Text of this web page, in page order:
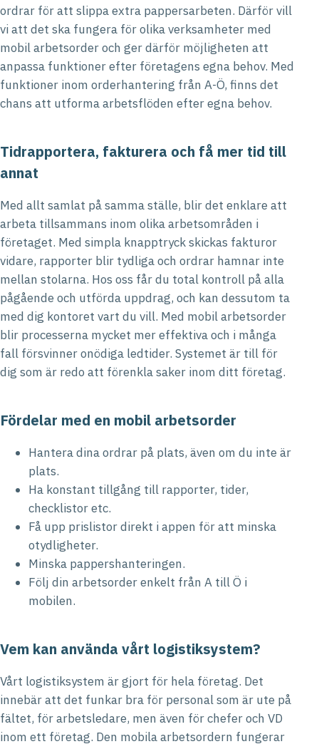
ordrar för att slippa extra pappersarbeten. Därför vill
vi att det ska fungera för olika verksamheter med
mobil arbetsorder och ger därför möjligheten att
anpassa funktioner efter företagens egna behov. Med
funktioner inom orderhantering från A-Ö, finns det
chans att utforma arbetsflöden efter egna behov.
Tidrapportera, fakturera och få mer tid till
annat
Med allt samlat på samma ställe, blir det enklare att
arbeta tillsammans inom olika arbetsområden i
företaget. Med simpla knapptryck skickas fakturor
vidare, rapporter blir tydliga och ordrar hamnar inte
mellan stolarna. Hos oss får du total kontroll på alla
pågående och utförda uppdrag, och kan dessutom ta
med dig kontoret vart du vill. Med mobil arbetsorder
blir processerna mycket mer effektiva och i många
fall försvinner onödiga ledtider. Systemet är till för
dig som är redo att förenkla saker inom ditt företag.
Fördelar med en mobil arbetsorder
Hantera dina ordrar på plats, även om du inte är
plats.
Ha konstant tillgång till rapporter, tider,
checklistor etc.
Få upp prislistor direkt i appen för att minska
otydligheter.
Minska pappershanteringen.
Följ din arbetsorder enkelt från A till Ö i
mobilen.
Vem kan använda vårt logistiksystem?
Vårt logistiksystem är gjort för hela företag. Det
innebär att det funkar bra för personal som är ute på
fältet, för arbetsledare, men även för chefer och VD
inom ett företag. Den mobila arbetsordern fungerar